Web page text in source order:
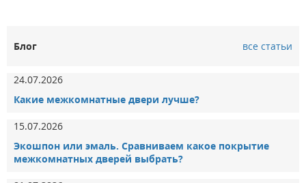
Блог все статьи
24.07.2026
Какие межкомнатные двери лучше?
15.07.2026
Экошпон или эмаль. Сравниваем какое покрытие
межкомнатных дверей выбрать?